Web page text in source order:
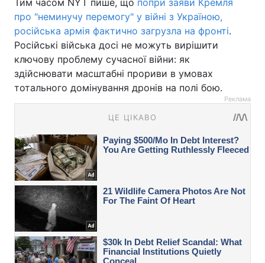
Тим часом NYT пише, що попри заяви Кремля
про "неминучу перемогу" у війні з Україною,
російська армія фактично загрузла на фронті.
Російські війська досі не можуть вирішити
ключову проблему сучасної війни: як
здійснювати масштабні прориви в умовах
тотального домінування дронів на полі бою.
Реклама